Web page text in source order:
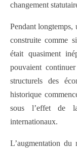
changement
Pendant longtemps,
construite comme
était quasiment
pouvaient
structurels des
historique
sous l’effet de
internationaux.
L’augmentation du